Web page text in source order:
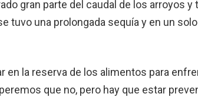
gran parte del caudal de los arroyos y
tuvo una prolongada sequía y en un
en la reserva de los alimentos para
que no, pero hay que estar